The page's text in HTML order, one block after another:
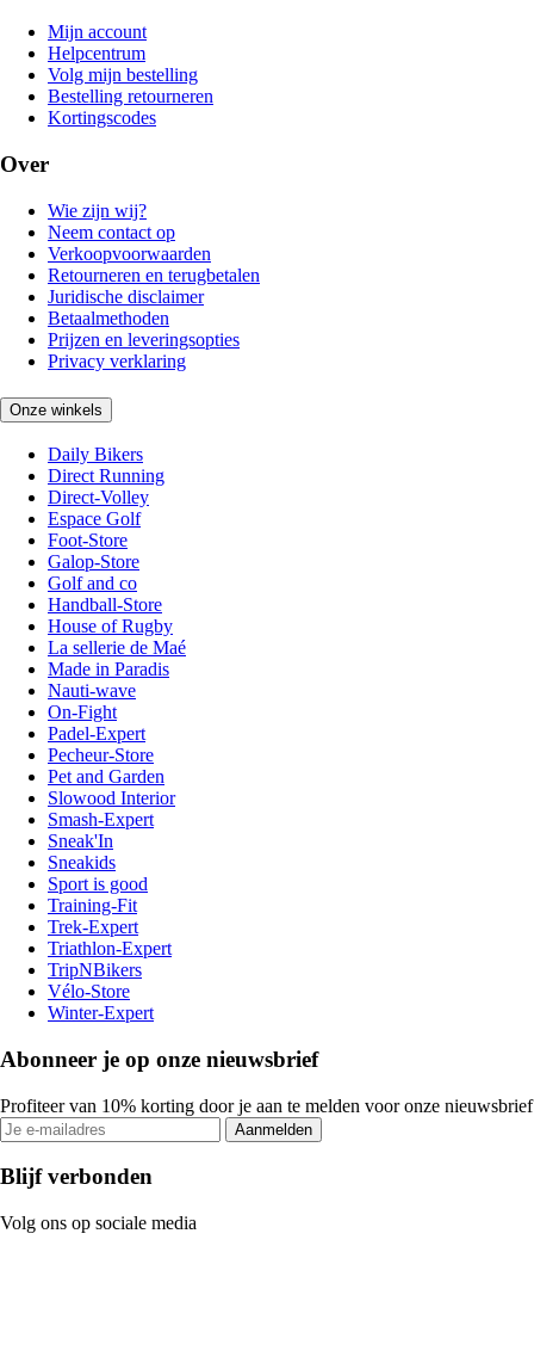
Mijn account
Helpcentrum
Volg mijn bestelling
Bestelling retourneren
Kortingscodes
Over
Wie zijn wij?
Neem contact op
Verkoopvoorwaarden
Retourneren en terugbetalen
Juridische disclaimer
Betaalmethoden
Prijzen en leveringsopties
Privacy verklaring
Onze winkels
Daily Bikers
Direct Running
Direct-Volley
Espace Golf
Foot-Store
Galop-Store
Golf and co
Handball-Store
House of Rugby
La sellerie de Maé
Made in Paradis
Nauti-wave
On-Fight
Padel-Expert
Pecheur-Store
Pet and Garden
Slowood Interior
Smash-Expert
Sneak'In
Sneakids
Sport is good
Training-Fit
Trek-Expert
Triathlon-Expert
TripNBikers
Vélo-Store
Winter-Expert
Abonneer je op onze nieuwsbrief
Profiteer van 10% korting door je aan te melden voor onze nieuwsbrief
Aanmelden
Blijf verbonden
Volg ons op sociale media